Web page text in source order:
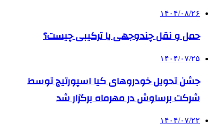
۱۴۰۴/۰۸/۲۶
حمل و نقل چندوجهی یا ترکیبی چیست؟
۱۴۰۴/۰۷/۲۵
جشن تحویل خودروهای کیا اسپورتیج توسط
شرکت برساوش در مهرماه برگزار شد
۱۴۰۴/۰۷/۲۲